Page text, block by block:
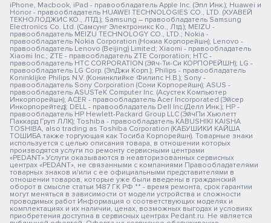
iPhone, Macbook, iPad - правообладатель Apple Inc. (Эпл Инк.); Huawei и
Honor - правообладатель HUAWEI TECHNOLOGIES CO., LTD. (ХУАВЕЙ
ТЕКНОЛОДЖИС КО., ЛТД.); Samsung – правообладатель Samsung
Electronics Co. Ltd. (Самсунг Электроникс Ко., Лтд.); MEIZU -
правообладатель MEIZU TECHNOLOGY CO., LTD.; Nokia -
правообладатель Nokia Corporation (Нокиа Корпорейшн); Lenovo -
правообладатель Lenovo (Beijing) Limited; Xiaomi - правообладатель
Xiaomi Inc.; ZTE - правообладатель ZTE Corporation; HTC -
правообладатель HTC CORPORATION (Эйч-Ти-Си КОРПОРЕЙШН); LG -
правообладатель LG Corp. (ЭлДжи Корп.); Philips - правообладатель
Koninklijke Philips N.V. (Конинклийке Филипс Н.В.); Sony -
правообладатель Sony Corporation (Сони Корпорейшн); ASUS -
правообладатель ASUSTeK Computer Inc. (Асустек Компьютер
Инкорпорейшн); ACER - правообладатель Acer Incorporated (Эйсер
Инкорпорейтед); DELL - правообладатель Dell Inc.(Делл Инк.); HP -
правообладатель HP Hewlett-Packard Group LLC (ЭйчПи Хьюлетт
Паккард Груп ЛЛК); Toshiba - правообладатель KABUSHIKI KAISHA
TOSHIBA, also trading as Toshiba Corporation (КАБУШИКИ КАЙША
ТОШИБА также торгующая как Тосиба Корпорейшн). Товарные знаки
используется с целью описания товара, в отношении которых
производятся услуги по ремонту сервисными центрами
«PEDANT».Услуги оказываются в неавторизованных сервисных
центрах «PEDANT», не связанными с компаниями Правообладателями
товарных знаков и/или с ее официальными представителями в
отношении товаров, которые уже были введены в гражданский
оборот в смысле статьи 1487 ГК РФ ** - время ремонта, срок гарантии
могут меняться в зависимости от модели устройства и сложности
проводимых работ Информация о соответствующих моделях и
комплектациях и их наличии, ценах, возможных выгодах и условиях
приобретения доступна в сервисных центрах Pedant.ru. Не является